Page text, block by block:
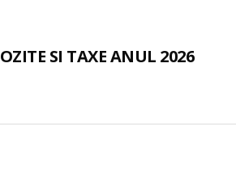
SI TAXE ANUL 2026